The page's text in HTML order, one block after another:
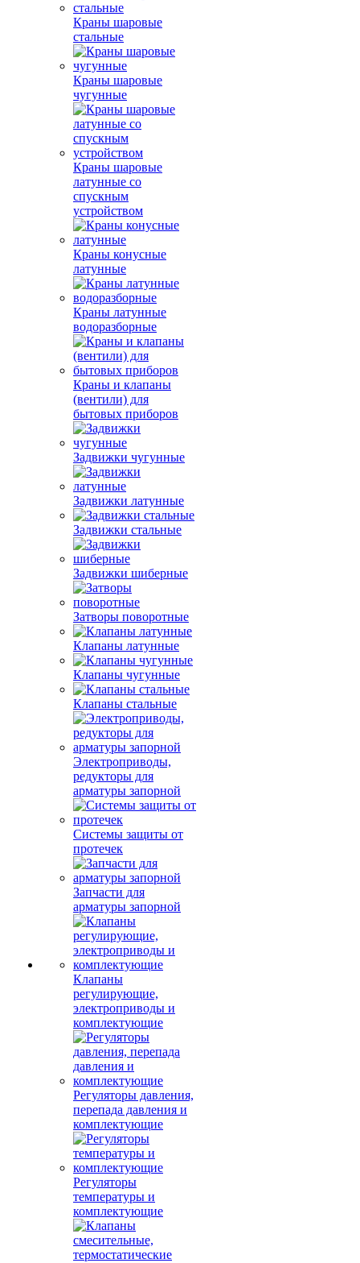
Краны шаровые
стальные
Краны шаровые
чугунные
Краны шаровые
латунные со
спускным
устройством
Краны конусные
латунные
Краны латунные
водоразборные
Краны и клапаны
(вентили) для
бытовых приборов
Задвижки чугунные
Задвижки латунные
Задвижки стальные
Задвижки шиберные
Затворы поворотные
Клапаны латунные
Клапаны чугунные
Клапаны стальные
Электроприводы,
редукторы для
арматуры запорной
Системы защиты от
протечек
Запчасти для
арматуры запорной
Клапаны
регулирующие,
электроприводы и
комплектующие
Регуляторы давления,
перепада давления и
комплектующие
Регуляторы
температуры и
комплектующие